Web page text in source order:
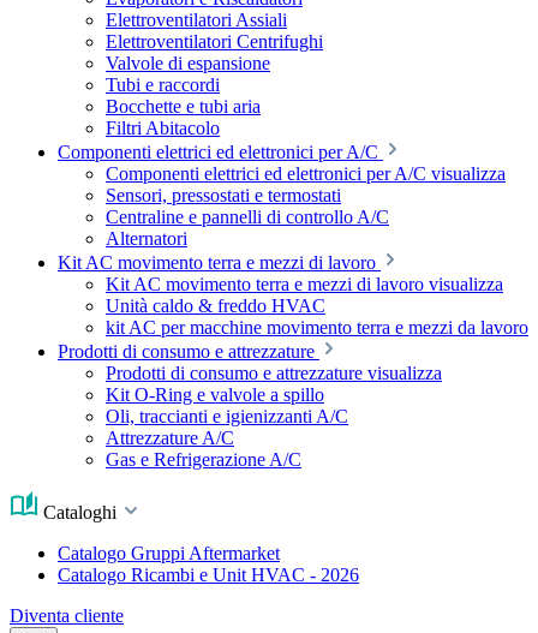
Elettroventilatori Assiali
Elettroventilatori Centrifughi
Valvole di espansione
Tubi e raccordi
Bocchette e tubi aria
Filtri Abitacolo
Componenti elettrici ed elettronici per A/C
Componenti elettrici ed elettronici per A/C visualizza
Sensori, pressostati e termostati
Centraline e pannelli di controllo A/C
Alternatori
Kit AC movimento terra e mezzi di lavoro
Kit AC movimento terra e mezzi di lavoro visualizza
Unità caldo & freddo HVAC
kit AC per macchine movimento terra e mezzi da lavoro
Prodotti di consumo e attrezzature
Prodotti di consumo e attrezzature visualizza
Kit O-Ring e valvole a spillo
Oli, traccianti e igienizzanti A/C
Attrezzature A/C
Gas e Refrigerazione A/C
Cataloghi
Catalogo Gruppi Aftermarket
Catalogo Ricambi e Unit HVAC - 2026
Diventa cliente